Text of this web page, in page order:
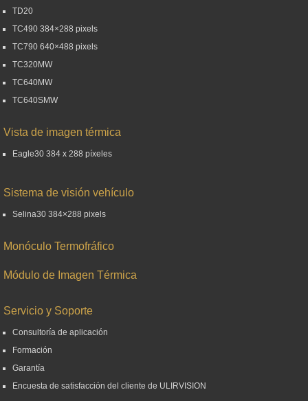
TD20
TC490 384×288 pixels
TC790 640×488 pixels
TC320MW
TC640MW
TC640SMW
Vista de imagen térmica
Eagle30 384 x 288 píxeles
Sistema de visión vehículo
Selina30 384×288 pixels
Monóculo Termofráfico
Módulo de Imagen Térmica
Servicio y Soporte
Consultoría de aplicación
Formación
Garantía
Encuesta de satisfacción del cliente de ULIRVISION